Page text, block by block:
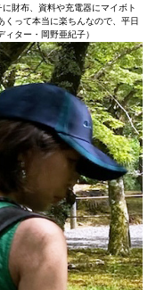
財布、資料や充電器にマイボト
くって本当に楽ちんなので、平日
ター・岡野亜紀子）